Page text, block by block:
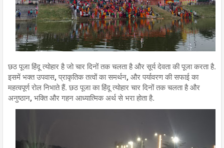
छठ पूजा हिंदू त्योहार है जो चार दिनों तक चलता है और सूर्य देवता की पूजा करता है.
इसमें भक्त उपवास, प्राकृतिक तत्वों का समर्थन, और पर्यावरण की सफाई का
महत्वपूर्ण रोल निभाते हैं. छठ पूजा का हिंदू त्योहार चार दिनों तक चलता है और
अनुष्ठान, भक्ति और गहन आध्यात्मिक अर्थ से भरा होता है.